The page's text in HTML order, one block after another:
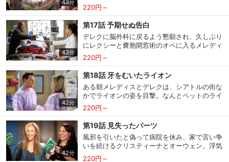
ＬＡから妹のアメリアが現れ、難しい神経膠肉
デントの頃から担当する患者キャリーに、スロ
ーンがリンパ節移植の手術をすると知り―。
43分
ンが出産した超未熟児の治療に当たるが、赤ち
ゃんの父親で研修医のクリスは、予後の予測シ
ステムで赤ちゃんの生存率を気にしてばかり。
一方クリスティーナは、病院内でオーウェンと
親しげに話す美人看護師を見て、２人の仲を疑
い出す。その頃ＥＲでは、メレディスたちがコ
ーヒーショップのエスプレッソマシン爆発事故
リチャードが現れる。アデルのアルツハイマー
病が悪化していると悟ったメレディスは…。
220円～
43分
第17話 予期せぬ告白
デレクに脳外科に戻るよう懇願され、久しぶり
にレクシーと嚢胞開窓術のオペに入るメレディ
ス。ところが、デレクが他のオペに呼ばれてい
る間、レクシーが腫瘍を発見し…。一方、膀胱
の移植オペをするため、ジャクソンの母キャサ
リンが病院に登場。リチャードに誘惑的な態度
を取るキャサリンに、ベイリーは眉をひそめ
る。モーガンは、超未熟児の息子トミーを担当
するアレックスとより親密に。また、オーウェ
ーナは、脳死患者の夫から機械を外す同意を得
られず、エイミーの力を借りるよう指示され
る。
220円～
42分
第18話 牙をむいたライオン
ある朝メレディスとデレクは、シアトルの街な
かでライオンの姿を目撃。なんとペットのライ
オンが、飼い主とデート相手を襲って逃走し、
重症を負った男女はＥＲへ運ばれてくる。同じ
頃、未亡人を集めたグリーフケアに参加し、大
事なのは過去ではなく未来だと再確認するテデ
ィ。またアレックスは、自分にべったりのモー
ガンを避けるため、小児外科を外れてテディの
下につくことに。とうとうオーウェンから浮気
220円～
42分
第19話 見失ったパーツ
風邪を引いたと偽って病院を休み、家で言い争
いを続けるクリスティーナとオーウェン。浮気
の詳細を話すよう迫ったクリスティーナは、オ
220円～